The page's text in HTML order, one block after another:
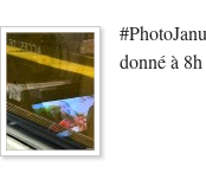
donné à